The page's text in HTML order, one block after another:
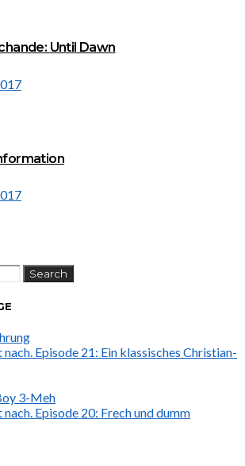
Until Dawn
Search
Episode 21: Ein klassisches Christian-
3-Meh
Episode 20: Frech und dumm